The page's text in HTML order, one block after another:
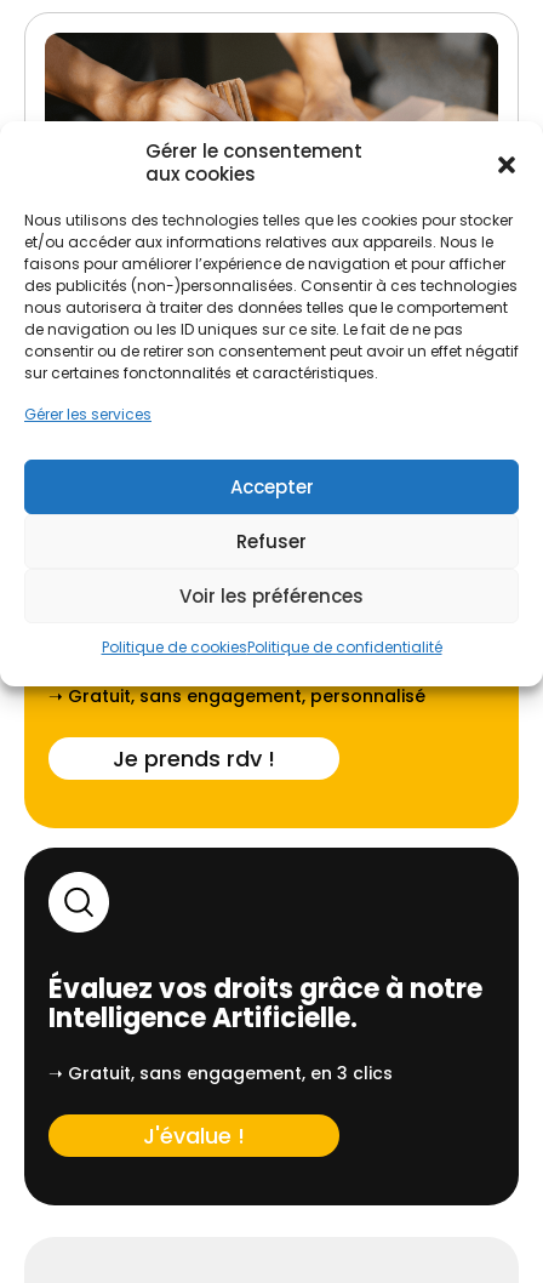
Gérer le consentement
aux cookies
Nous utilisons des technologies telles que les cookies pour stocker
et/ou accéder aux informations relatives aux appareils. Nous le
faisons pour améliorer l’expérience de navigation et pour afficher
des publicités (non-)personnalisées. Consentir à ces technologies
nous autorisera à traiter des données telles que le comportement
de navigation ou les ID uniques sur ce site. Le fait de ne pas
consentir ou de retirer son consentement peut avoir un effet négatif
sur certaines fonctonnalités et caractéristiques.
Gérer les services
Accepter
Refuser
Voir les préférences
Politique de cookiesPolitique de confidentialité
Traitement de charpente
Lutte contre les insectes xylophages et
champignons
Préservation et renforcement de la structure
Faites-vous guider par l'un de
nos experts locaux àMelun.
➝ Gratuit, sans engagement, personnalisé
Je prends rdv !
Évaluez vos droits grâce à notre
Intelligence Artificielle.
➝ Gratuit, sans engagement, en 3 clics
J'évalue !